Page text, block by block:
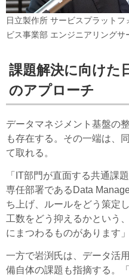
日立製作所 サービスプラット
ビス事業部 エンジニアリング
課題解決に向けた
のアプローチ
データマネジメント基盤の
も存在する。その一端は、
て取れる。
「IT部門が直面する共通課
専任部署であるData
ち上げ、ルールをどう策定
工数をどう抑えるかという
にまつわるものがあります
一方で岩渕氏は、データ活
備自体の課題も指摘する。